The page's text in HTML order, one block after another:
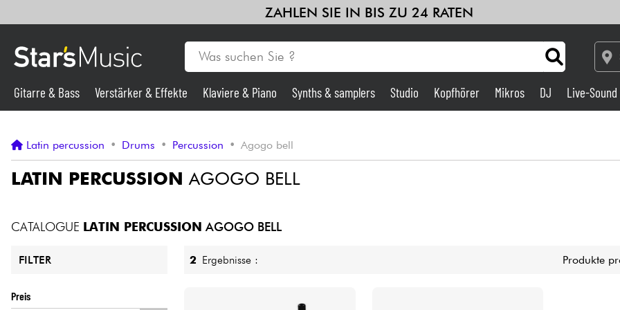
ZAHLEN SIE IN BIS ZU 24 RATEN
Synths & samplers Studio
Gitarre & Bass Verstärker & Effekte Klaviere & Piano Synths & samplers Studio Kopfhörer Mikros DJ Live-Sound
Latin percussion • Drums • Percussion • Agogo bell
LATIN PERCUSSION AGOGO BELL
CATALOGUE LATIN PERCUSSION AGOGO BELL
FILTER
Preis
2 Ergebnisse : Produkte